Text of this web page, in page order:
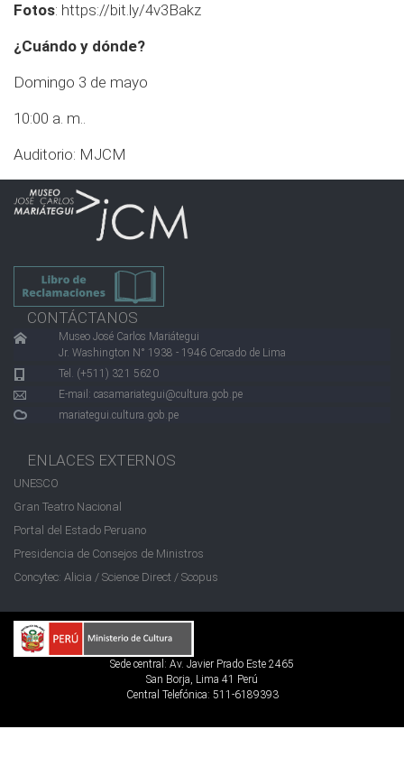
Fotos: https://bit.ly/4v3Bakz
¿Cuándo y dónde?
Domingo 3 de mayo
10:00 a. m..
Auditorio: MJCM
CONTÁCTANOS
Museo José Carlos Mariátegui
Jr. Washington N° 1938 - 1946 Cercado de Lima
Tel. (+511) 321 5620
E-mail: casamariategui@cultura.gob.pe
mariategui.cultura.gob.pe
ENLACES EXTERNOS
UNESCO
Gran Teatro Nacional
Portal del Estado Peruano
Presidencia de Consejos de Ministros
Concytec: Alicia / Science Direct / Scopus
Sede central: Av. Javier Prado Este 2465
San Borja, Lima 41 Perú
Central Telefónica: 511-6189393